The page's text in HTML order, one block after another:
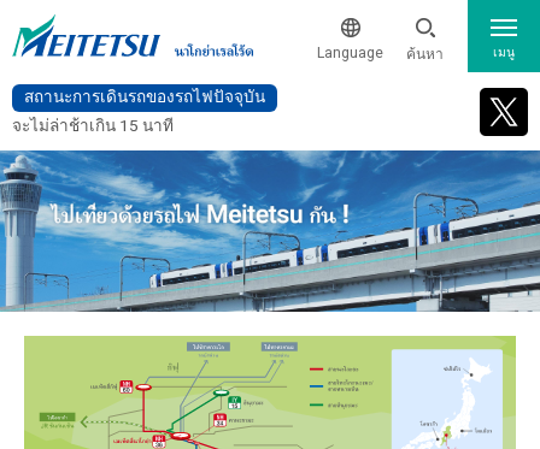
Language ค้นหา
สถานะการเดินรถของรถไฟปัจจุบัน
จากและไปสนามบิน
ข้อมูลรถไฟและตั๋ว
แผนที่เส้นทาง
แผนที่คำแนะนำสำหรับสถานีหลัก
สถานที่ท่องเที่ยว
สิ่งอำนวยความสะดวก - Wi-Fi และอื่นๆ
English
簡体中文
한국어
เมนู
สถานะการเดินรถของรถไฟปัจจุบัน
จะไม่ล่าช้าเกิน 15 นาที